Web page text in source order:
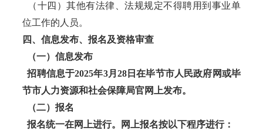
（十四）其他有法律、法规规定不得聘用到事业单
位工作的人员。
四、信息发布、报名及资格审查
（一）信息发布
招聘信息于2025年3月28日在毕节市人民政府网或毕
节市人力资源和社会保障局官网上发布。
（二）报名
报名统一在网上进行。网上报名按以下程序进行：